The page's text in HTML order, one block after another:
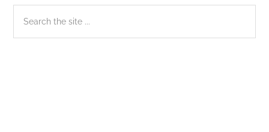
Sidebar
chính
the